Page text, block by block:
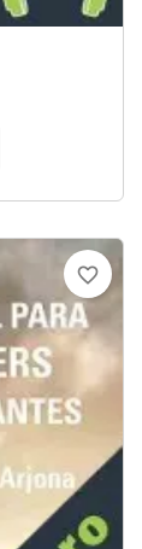
favorite_border